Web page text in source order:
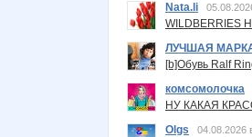
Nata.li
ЛУЧШАЯ
[b]Обувь Ralf
комсомолочка
НУ КАКАЯ
Olgs
04.08.2026